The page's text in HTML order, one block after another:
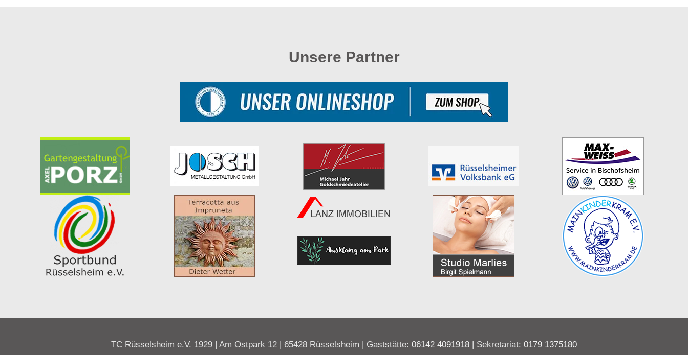
Unsere Partner
TC Rüsselsheim e.V. 1929 | Am Ostpark 12 | 65428 Rüsselsheim | Gaststätte: 06142 4091918 | Sekretariat: 0179 1375180